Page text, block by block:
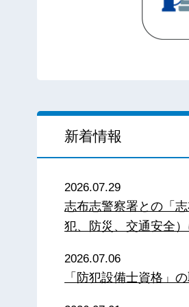
新着情報
2026.07.29
志布志警察署との「
犯、防災、交通安全
2026.07.06
「防犯設備士資格」